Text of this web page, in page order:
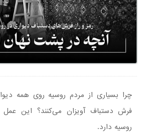
چرا بسیاری از مردم روسیه روی همه
فرش دستباف آویزان می‌کنند؟ این
روسیه دارد.